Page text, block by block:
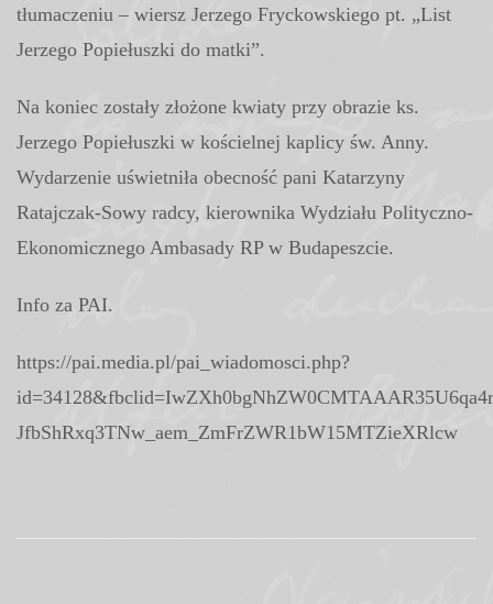
tłumaczeniu – wiersz Jerzego Fryckowskiego pt. „List
Jerzego Popiełuszki do matki”.
Na koniec zostały złożone kwiaty przy obrazie ks.
Jerzego Popiełuszki w kościelnej kaplicy św. Anny.
Wydarzenie uświetniła obecność pani Katarzyny
Ratajczak-Sowy radcy, kierownika Wydziału Polityczno-
Ekonomicznego Ambasady RP w Budapeszcie.
Info za PAI.
https://pai.media.pl/pai_wiadomosci.php?
JfbShRxq3TNw_aem_ZmFrZWR1bW15MTZieXRlcw